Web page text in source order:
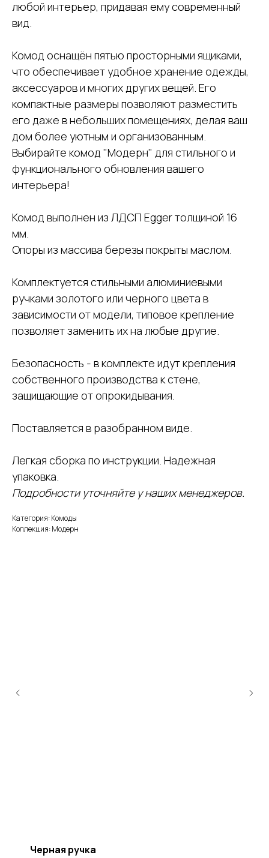
любой интерьер, придавая ему современный
вид.
Комод оснащён пятью просторными ящиками,
что обеспечивает удобное хранение одежды,
аксессуаров и многих других вещей. Его
компактные размеры позволяют разместить
его даже в небольших помещениях, делая ваш
дом более уютным и организованным.
Выбирайте комод "Модерн" для стильного и
функционального обновления вашего
интерьера!
Комод выполнен из ЛДСП Egger толщиной 16
мм.
Опоры из массива березы покрыты маслом.
Комплектуется стильными алюминиевыми
ручками золотого или черного цвета в
зависимости от модели, типовое крепление
позволяет заменить их на любые другие.
Безопасность - в комплекте идут крепления
собственного производства к стене,
защищающие от опрокидывания.
Поставляется в разобранном виде.
Легкая сборка по инструкции. Надежная
упаковка.
Подробности уточняйте у наших менеджеров.
Категория: Комоды
Коллекция: Модерн
Черная ручка